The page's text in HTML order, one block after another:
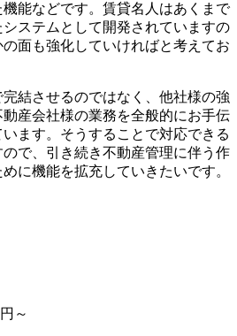
能などです。賃貸名人はあくまで
ステムとして開発されていますの
面も強化していければと考えてお
結させるのではなく、他社様の強
産会社様の業務を全般的にお手伝
ます。そうすることで対応できる
で、引き続き不動産管理に伴う作
に機能を拡充していきたいです。
～